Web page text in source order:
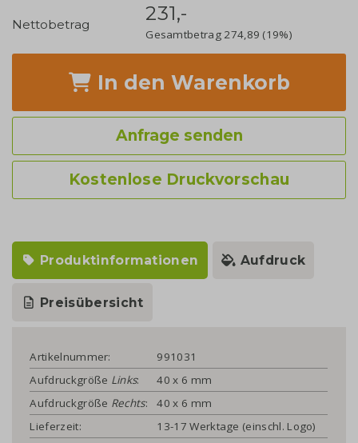
Nettobetrag 231,-
Gesamtbetrag 274,89 (19%)
In den Warenkorb
Anfrage senden
Kostenlose Druckvorschau
Produktinformationen Aufdruck
Preisübersicht
Artikelnummer:
991031
Aufdruckgröße Links:
40 x 6 mm
Aufdruckgröße Rechts:
40 x 6 mm
Lieferzeit:
13-17 Werktage (einschl. Logo)